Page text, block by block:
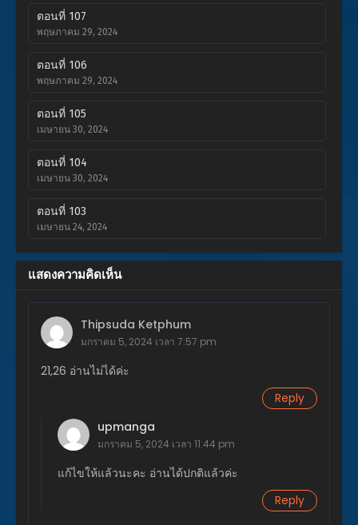
ตอนที่ 107
พฤษภาคม 29, 2024
ตอนที่ 106
พฤษภาคม 29, 2024
ตอนที่ 105
เมษายน 30, 2024
ตอนที่ 104
เมษายน 30, 2024
ตอนที่ 103
เมษายน 24, 2024
ตอนที่ 102
เมษายน 24, 2024
เมษายน 19, 2024
เมษายน 16, 2024
เมษายน 16, 2024
ตอนที่ 98
เมษายน 15, 2024
แสดงความคิดเห็น
Thipsuda Ketphum
มกราคม 5, 2024 เวลา 7:57 pm
21,26 อ่านไม่ได้ค่ะ
Reply
upmanga
มกราคม 5, 2024 เวลา 11:44 pm
แก้ไขให้แล้วนะคะ อ่านได้ปกติแล้วค่ะ
Reply